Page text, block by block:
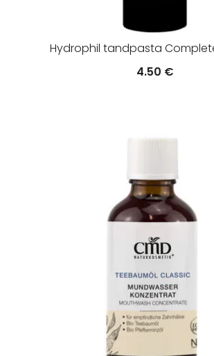
Hydrophil tandpasta
4.50 €